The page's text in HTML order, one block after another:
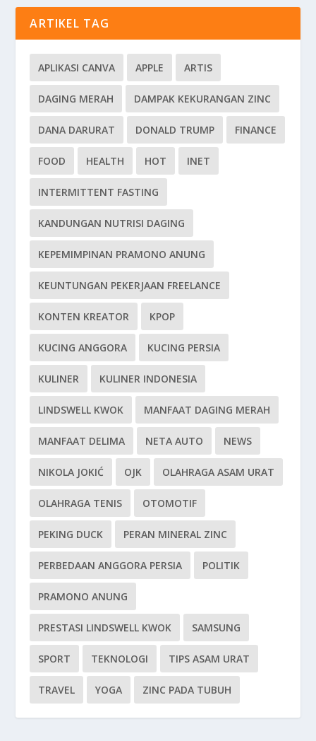
ARTIKEL TAG
APLIKASI CANVA APPLE ARTIS
DAGING MERAH DAMPAK KEKURANGAN ZINC
DANA DARURAT DONALD TRUMP FINANCE
FOOD HEALTH HOT INET
INTERMITTENT FASTING
KANDUNGAN NUTRISI DAGING
KEPEMIMPINAN PRAMONO ANUNG
KEUNTUNGAN PEKERJAAN FREELANCE
KONTEN KREATOR KPOP
KUCING ANGGORA KUCING PERSIA
KULINER KULINER INDONESIA
LINDSWELL KWOK MANFAAT DAGING MERAH
MANFAAT DELIMA NETA AUTO NEWS
NIKOLA JOKIĆ OJK OLAHRAGA ASAM URAT
OLAHRAGA TENIS OTOMOTIF
PEKING DUCK PERAN MINERAL ZINC
PERBEDAAN ANGGORA PERSIA POLITIK
PRAMONO ANUNG
PRESTASI LINDSWELL KWOK SAMSUNG
SPORT TEKNOLOGI TIPS ASAM URAT
TRAVEL YOGA ZINC PADA TUBUH